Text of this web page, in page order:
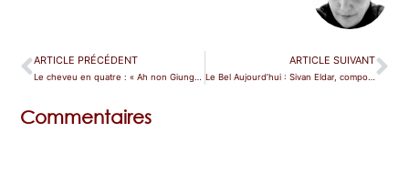
ARTICLE PRÉCÉDENT ARTICLE SUIVANT
Le Bel Aujourd’hui : Sivan Eldar, compositrice de Like Flesh à l’Opéra de Lille
Commentaires